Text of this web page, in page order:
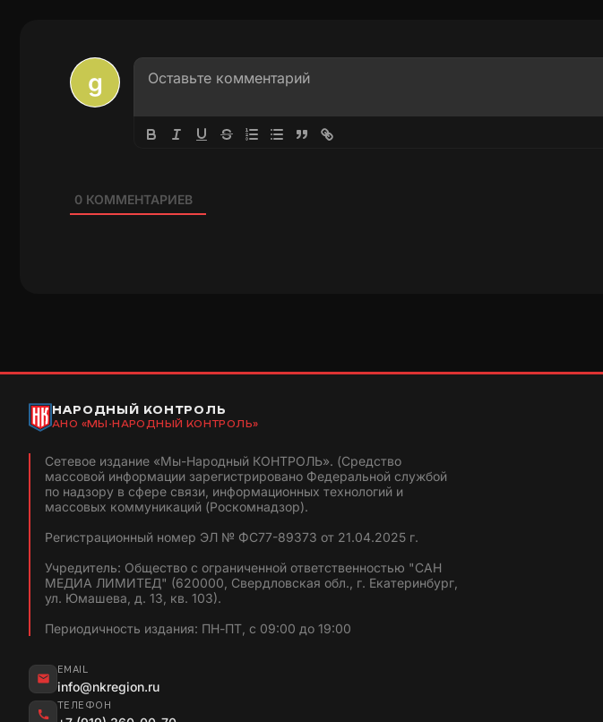
0КОММЕНТАРИЕВ
НАРОДНЫЙ КОНТРОЛЬ
АНО «МЫ-НАРОДНЫЙ КОНТРОЛЬ»
Сетевое издание «Мы-Народный КОНТРОЛЬ». (Средство
массовой информации зарегистрировано Федеральной службой
по надзору в сфере связи, информационных технологий и
массовых коммуникаций (Роскомнадзор).
Регистрационный номер ЭЛ № ФС77-89373 от 21.04.2025 г.
Учредитель: Общество с ограниченной ответственностью "САН
МЕДИА ЛИМИТЕД" (620000, Свердловская обл., г. Екатеринбург,
ул. Юмашева, д. 13, кв. 103).
Периодичность издания: ПН-ПТ, с 09:00 до 19:00
EMAIL
info@nkregion.ru
ТЕЛЕФОН